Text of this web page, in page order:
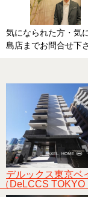
気になられた方・気
島店までお問合せ下
デルックス東京ベ
（DeLCCS TOKYO